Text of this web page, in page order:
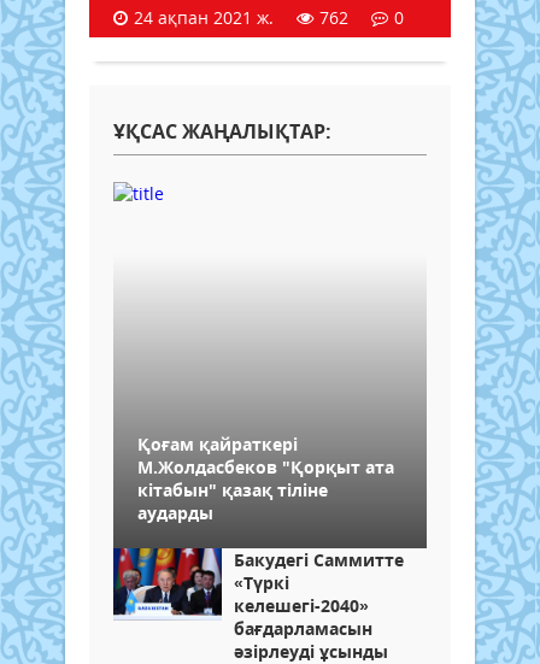
24 ақпан 2021 ж.
762 0
ҰҚСАС ЖАҢАЛЫҚТАР:
Қоғам қайраткері
М.Жолдасбеков "Қорқыт ата
кітабын" қазақ тіліне
аударды
Бакудегі Саммитте
«Түркі
келешегі-2040»
бағдарламасын
әзірлеуді ұсынды